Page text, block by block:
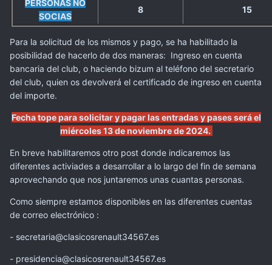
PERSONAS NO
SOCIAS
8 15
Para la solicitud de los mismos y pago, se ha habilitado la
posibilidad de hacerlo de dos maneras: Ingreso en cuenta
bancaria del club, o haciendo bizum al teléfono del secretario
del club, quien os devolverá el certificado de ingreso en cuenta
del importe.
Fecha tope para solicitar y pagar las entradas y pases será el
miércoles 13 de noviembre de 2024.
En breve habilitaremos otro post donde indicaremos las
diferentes activiades a desarrollar a lo largo del fin de semana
aprovechando que nos juntaremos unas cuantas personas.
Como siempre estamos disponibles en las diferentes cuentas
de correo electrónico :
- secretaria@clasicosrenault34567.es
- presidencia@clasicosrenault34567.es